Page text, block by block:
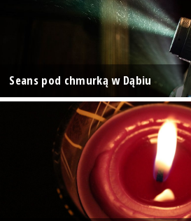
Seans pod chmurką w Dąbiu